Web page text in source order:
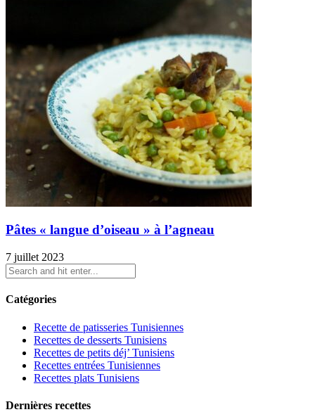
Pâtes « langue d’oiseau » à l’agneau
7 juillet 2023
Catégories
Recette de patisseries Tunisiennes
Recettes de desserts Tunisiens
Recettes de petits déj’ Tunisiens
Recettes entrées Tunisiennes
Recettes plats Tunisiens
Dernières recettes